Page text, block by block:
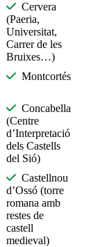
Cervera
(Paeria,
Universitat,
Carrer de les
Bruixes…)
Montcortés
Concabella
(Centre
d’Interpretació
dels Castells
del Sió)
Castellnou
d’Ossó (torre
romana amb
restes de
castell
medieval)